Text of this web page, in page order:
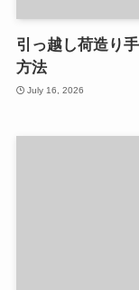
引っ越し荷造り
方法
July 16, 2026